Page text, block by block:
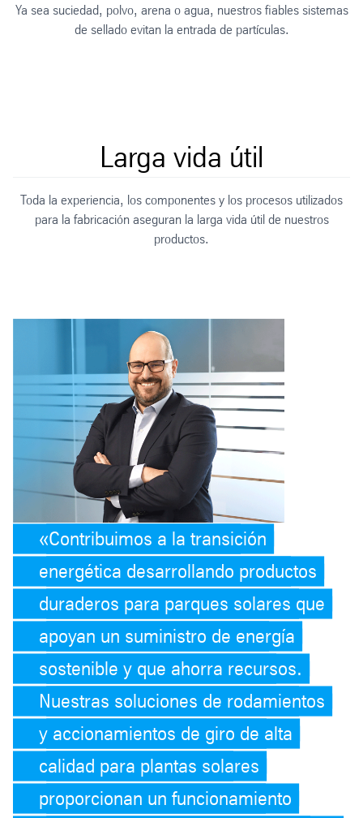
Ya sea suciedad, polvo, arena o agua, nuestros fiables sistemas
de sellado evitan la entrada de partículas.
Larga vida útil
Toda la experiencia, los componentes y los procesos utilizados
para la fabricación aseguran la larga vida útil de nuestros
productos.
Contribuimos a la transición
energética desarrollando productos
duraderos para parques solares que
apoyan un suministro de energía
sostenible y que ahorra recursos.
Nuestras soluciones de rodamientos
y accionamientos de giro de alta
calidad para plantas solares
proporcionan un funcionamiento